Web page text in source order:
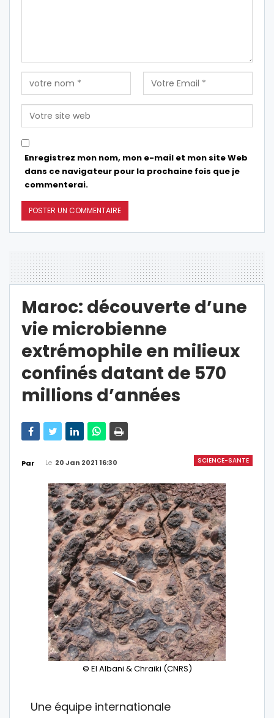
Enregistrez mon nom, mon e-mail et mon site Web
dans ce navigateur pour la prochaine fois que je
commenterai.
Maroc: découverte d’une
vie microbienne
extrémophile en milieux
confinés datant de 570
millions d’années
SCIENCE-SANTE
Par Le 20 Jan 2021 16:30
© El Albani & Chraiki (CNRS)
Une équipe internationale